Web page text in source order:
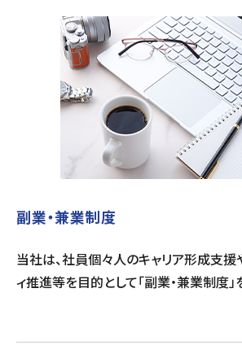
副業・兼業制度
当社は、社員個々人のキャリア形成支
ィ推進等を目的として「副業・兼業制度」